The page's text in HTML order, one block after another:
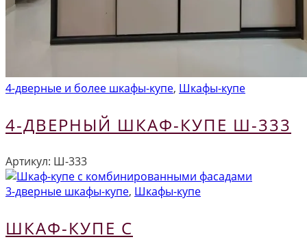
4-дверные и более шкафы-купе, Шкафы-купе
4-ДВЕРНЫЙ ШКАФ-КУПЕ Ш-333
Артикул: Ш-333
3-дверные шкафы-купе, Шкафы-купе
ШКАФ-КУПЕ С